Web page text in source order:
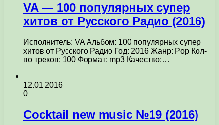
VA — 100 популярных супер
хитов от Русского Радио (2016)
Исполнитель: VA Альбом: 100 популярных супер
хитов от Русского Радио Год: 2016 Жанр: Pop Кол-
во треков: 100 Формат: mp3 Качество:…
12.01.2016
0
Cocktail new music №19 (2016)